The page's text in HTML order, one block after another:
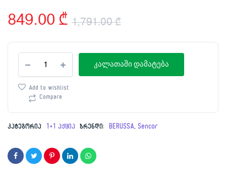
1,791.00₾
Original
price
1,791.00 ₾.
849.00 ₾
Current
price
849.00 ₾.
135მ²
BERUSSA
DT12BLACK
საჩუქრად
Sencor
SWK
კალათაში დამატება
Add to wishlist
Compare
კატეგორია 1+1 აქცია ბრენდი: BERUSSA, Sencor